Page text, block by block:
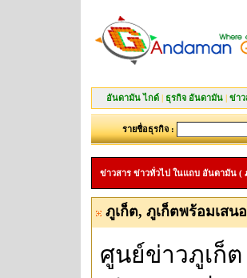
อันดามัน ไกด์ | ธุรกิจ อันดามัน | ข่า
รายชื่อธุรกิจ :
ข่าวสาร ข่าวทั่วไป ในแถบ อันดามัน (
ภูเก็ต, ภูเก็ตพร้อมเส
ศูนย์ข่าวภูเก็